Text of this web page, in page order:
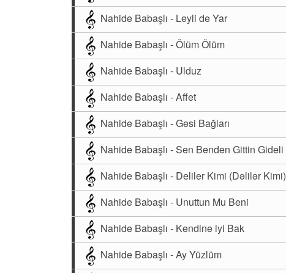
Nahide Babaşlı - Leyli de Yar
Nahide Babaşlı - Ölüm Ölüm
Nahide Babaşlı - Ulduz
Nahide Babaşlı - Affet
Nahide Babaşlı - Gesi Bağları
Nahide Babaşlı - Sen Benden Gittin Gideli
Nahide Babaşlı - Deliler Kimi (Dəlilər Kimi)
Nahide Babaşlı - Unuttun Mu Beni
Nahide Babaşlı - Kendine iyi Bak
Nahide Babaşlı - Ay Yüzlüm